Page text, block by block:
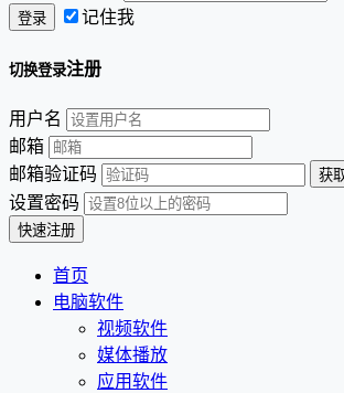
记住我
切换登录注册
用户名
邮箱
邮箱验证码
设置密码
首页
电脑软件
视频软件
媒体播放
应用软件